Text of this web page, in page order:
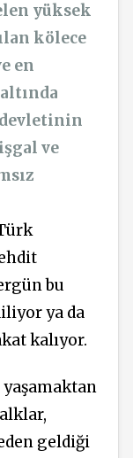
yüksek
kölece
en
ve
bu
ya da
kalıyor.
geldiği